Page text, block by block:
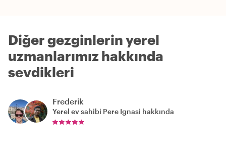
Diğer gezginlerin yerel
uzmanlarımız hakkında
sevdikleri
Frederik
Yerel ev sahibi Pere Ignasi hakkında